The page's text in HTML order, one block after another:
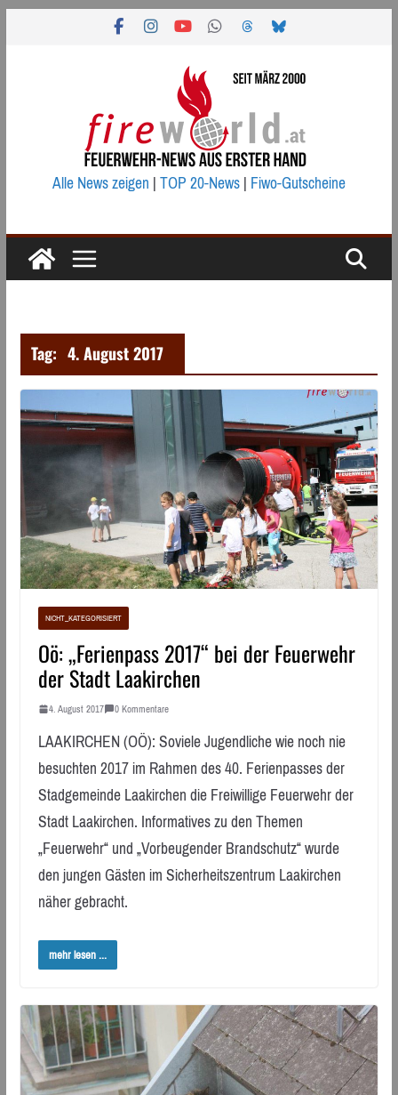
Alle News zeigen|TOP 20-News|Fiwo-Gutscheine
Tag: 4. August 2017
NICHT_KATEGORISIERT
Oö: „Ferienpass 2017“ bei der Feuerwehr
der Stadt Laakirchen
4. August 2017 0 Kommentare
LAAKIRCHEN (OÖ): Soviele Jugendliche wie noch nie
besuchten 2017 im Rahmen des 40. Ferienpasses der
Stadgemeinde Laakirchen die Freiwillige Feuerwehr der
Stadt Laakirchen. Informatives zu den Themen
„Feuerwehr“ und „Vorbeugender Brandschutz“ wurde
den jungen Gästen im Sicherheitszentrum Laakirchen
näher gebracht.
mehr lesen ...